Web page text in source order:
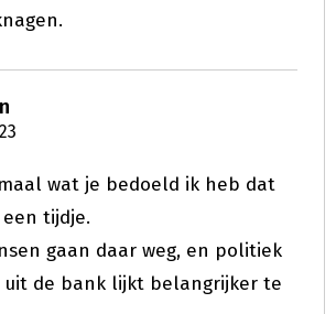
wat je bedoeld ik heb dat
tijdje.
gaan daar weg, en politiek
uit de bank lijkt belangrijker te